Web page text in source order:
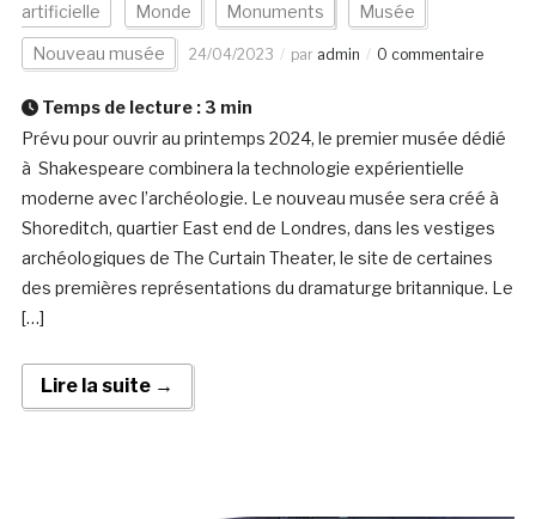
artificielle Monde Monuments Musée
Nouveau musée 24/04/2023 par admin 0 commentaire
Temps de lecture : 3 min
Prévu pour ouvrir au printemps 2024, le premier musée dédié
à Shakespeare combinera la technologie expérientielle
moderne avec l’archéologie. Le nouveau musée sera créé à
Shoreditch, quartier East end de Londres, dans les vestiges
archéologiques de The Curtain Theater, le site de certaines
des premières représentations du dramaturge britannique. Le
[…]
Lire la suite →